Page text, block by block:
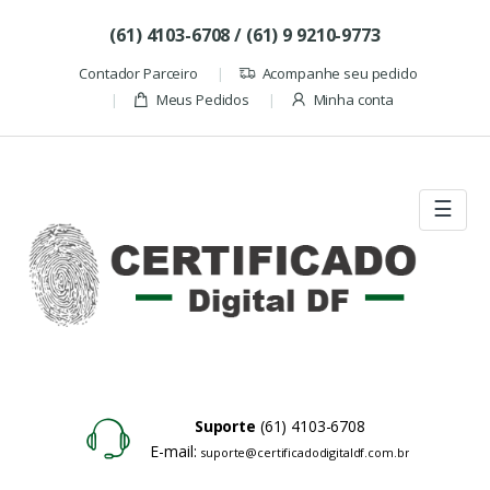
(61) 4103-6708 / (61) 9 9210-9773
Contador Parceiro
Acompanhe seu pedido
Meus Pedidos
Minha conta
☰
Suporte (61) 4103-6708
E-mail: suporte@certificadodigitaldf.com.br